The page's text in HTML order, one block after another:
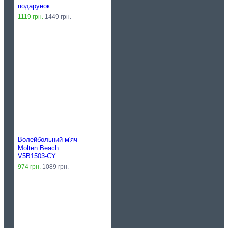
подарунок
1119 грн. 1449 грн.
Волейбольний м'яч
Molten Beach
V5B1503-CY
974 грн. 1089 грн.